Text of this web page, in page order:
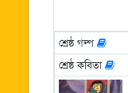
শ্রেষ্ঠ গল্প
শ্রেষ্ঠ কবিতা